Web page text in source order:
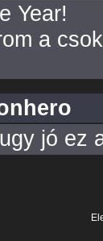
Year!
a
jó ez